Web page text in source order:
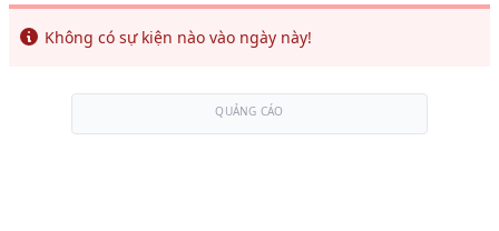
Info
Không có sự kiện nào vào ngày này!
QUẢNG CÁO